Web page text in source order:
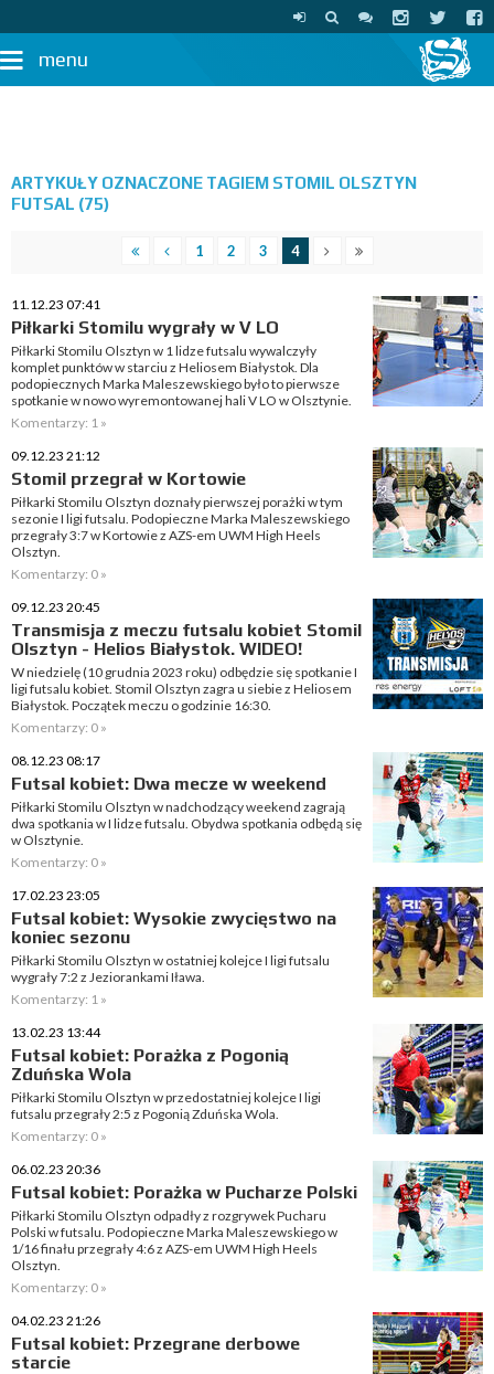
menu
ARTYKUŁY OZNACZONE TAGIEM STOMIL OLSZTYN
FUTSAL (75)
1 2 3 4
11.12.23 07:41
Piłkarki Stomilu wygrały w V LO
Piłkarki Stomilu Olsztyn w 1 lidze futsalu wywalczyły
komplet punktów w starciu z Heliosem Białystok. Dla
podopiecznych Marka Maleszewskiego było to pierwsze
spotkanie w nowo wyremontowanej hali V LO w Olsztynie.
Komentarzy: 1 »
09.12.23 21:12
Stomil przegrał w Kortowie
Piłkarki Stomilu Olsztyn doznały pierwszej porażki w tym
sezonie I ligi futsalu. Podopieczne Marka Maleszewskiego
przegrały 3:7 w Kortowie z AZS-em UWM High Heels
Olsztyn.
Komentarzy: 0 »
09.12.23 20:45
Transmisja z meczu futsalu kobiet Stomil
Olsztyn - Helios Białystok. WIDEO!
W niedzielę (10 grudnia 2023 roku) odbędzie się spotkanie I
ligi futsalu kobiet. Stomil Olsztyn zagra u siebie z Heliosem
Białystok. Początek meczu o godzinie 16:30.
Komentarzy: 0 »
08.12.23 08:17
Futsal kobiet: Dwa mecze w weekend
Piłkarki Stomilu Olsztyn w nadchodzący weekend zagrają
dwa spotkania w I lidze futsalu. Obydwa spotkania odbędą się
w Olsztynie.
Komentarzy: 0 »
17.02.23 23:05
Futsal kobiet: Wysokie zwycięstwo na
koniec sezonu
Piłkarki Stomilu Olsztyn w ostatniej kolejce I ligi futsalu
wygrały 7:2 z Jeziorankami Iława.
Komentarzy: 1 »
13.02.23 13:44
Futsal kobiet: Porażka z Pogonią
Zduńska Wola
Piłkarki Stomilu Olsztyn w przedostatniej kolejce I ligi
futsalu przegrały 2:5 z Pogonią Zduńska Wola.
Komentarzy: 0 »
06.02.23 20:36
Futsal kobiet: Porażka w Pucharze Polski
Piłkarki Stomilu Olsztyn odpadły z rozgrywek Pucharu
Polski w futsalu. Podopieczne Marka Maleszewskiego w
1/16 finału przegrały 4:6 z AZS-em UWM High Heels
Olsztyn.
Komentarzy: 0 »
04.02.23 21:26
Futsal kobiet: Przegrane derbowe
starcie